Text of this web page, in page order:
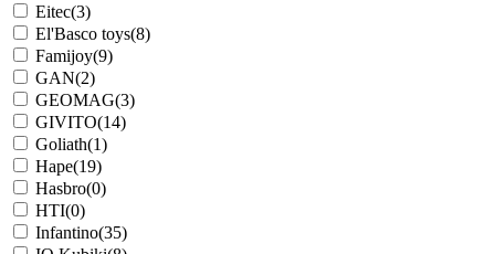
Eitec(3)
El'Basco toys(8)
Famijoy(9)
GAN(2)
GEOMAG(3)
GIVITO(14)
Goliath(1)
Hape(19)
Hasbro(0)
HTI(0)
Infantino(35)